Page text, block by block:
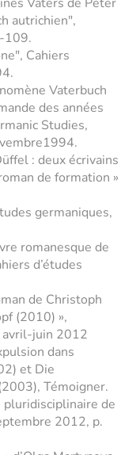
autrichien",
109.
Cahiers
Vaterbuch
des années
Studies,
: deux écrivains
de formation »
germaniques,
romanesque de
d’études
de Christoph
(2010) »,
avril-juin 2012
dans
et Die
Témoigner.
de
2012, p.